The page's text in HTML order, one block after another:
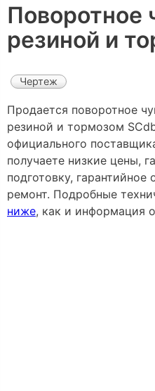
Поворотное
резиной и
Чертеж
Продается поворотное
резиной и тормозом
официального
получаете низкие цены,
подготовку,
ремонт. Подробные
ниже, как и информация